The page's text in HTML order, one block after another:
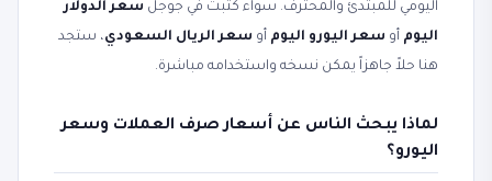
اليومي للمبتدئ والمحترف. سواء كتبت في جوجل سعر الدولار
اليوم أو سعر اليورو اليوم أو سعر الريال السعودي، ستجد
هنا حلاً جاهزاً يمكن نسخه واستخدامه مباشرة.
لماذا يبحث الناس عن أسعار صرف العملات وسعر
اليورو؟